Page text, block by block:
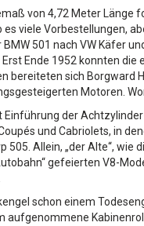
von 4,72 Meter
viele Vorbestellungen,
501 nach VW Käfer
Ende 1952 konnten
bereiteten sich Borgward
Motoren.
der
und Cabriolets, in
Allein, „der Alte“,
gefeierten V8-
schon einem
aufgenommene